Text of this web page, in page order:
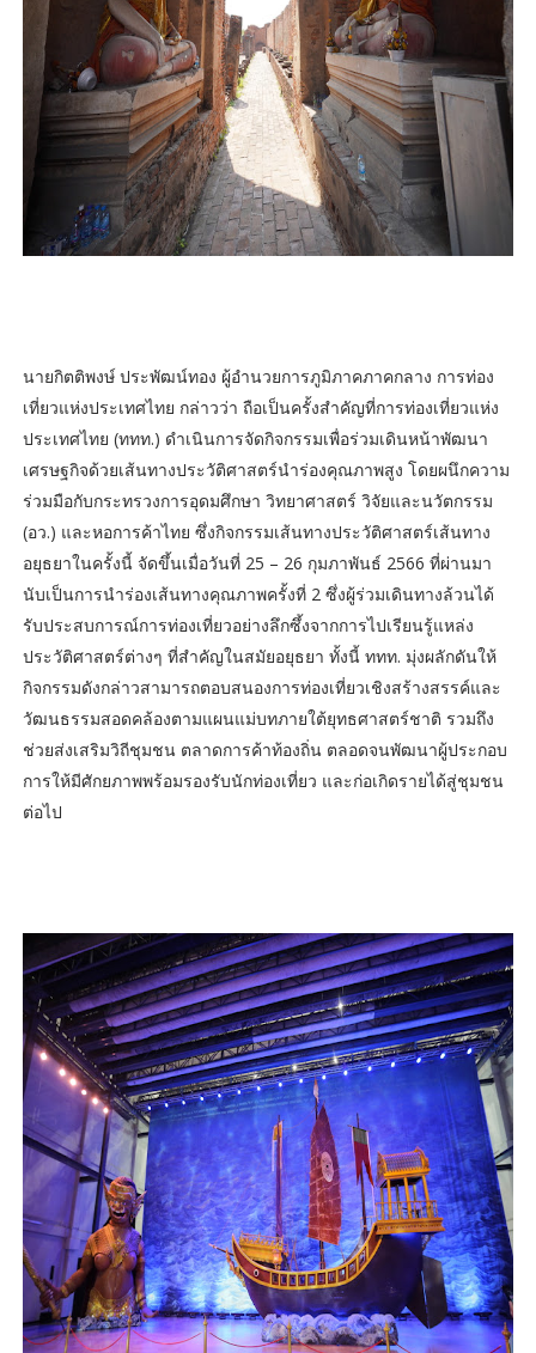
นายกิตติพงษ์ ประพัฒน์ทอง ผู้อำนวยการภูมิภาคภาคกลาง การท่อง
เที่ยวแห่งประเทศไทย กล่าวว่า ถือเป็นครั้งสำคัญที่การท่องเที่ยวแห่ง
ประเทศไทย (ททท.) ดำเนินการจัดกิจกรรมเพื่อร่วมเดินหน้าพัฒนา
เศรษฐกิจด้วยเส้นทางประวัติศาสตร์นำร่องคุณภาพสูง โดยผนึกความ
ร่วมมือกับกระทรวงการอุดมศึกษา วิทยาศาสตร์ วิจัยและนวัตกรรม
(อว.) และหอการค้าไทย ซึ่งกิจกรรมเส้นทางประวัติศาสตร์เส้นทาง
อยุธยาในครั้งนี้ จัดขึ้นเมื่อวันที่ 25 – 26 กุมภาพันธ์ 2566 ที่ผ่านมา
นับเป็นการนำร่องเส้นทางคุณภาพครั้งที่ 2 ซึ่งผู้ร่วมเดินทางล้วนได้
รับประสบการณ์การท่องเที่ยวอย่างลึกซึ้งจากการไปเรียนรู้แหล่ง
ประวัติศาสตร์ต่างๆ ที่สำคัญในสมัยอยุธยา ทั้งนี้ ททท. มุ่งผลักดันให้
กิจกรรมดังกล่าวสามารถตอบสนองการท่องเที่ยวเชิงสร้างสรรค์และ
วัฒนธรรมสอดคล้องตามแผนแม่บทภายใต้ยุทธศาสตร์ชาติ รวมถึง
ช่วยส่งเสริมวิถีชุมชน ตลาดการค้าท้องถิ่น ตลอดจนพัฒนาผู้ประกอบ
การให้มีศักยภาพพร้อมรองรับนักท่องเที่ยว และก่อเกิดรายได้สู่ชุมชน
ต่อไป